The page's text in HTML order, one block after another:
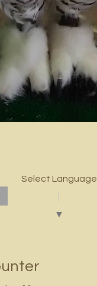
Select Language
▼